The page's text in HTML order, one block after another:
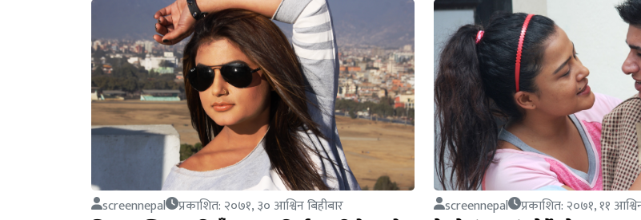
screennepal प्रकाशित: २०७१, ३० आश्विन बिहीबार screennepal प्रकाशित: २०७१, ११